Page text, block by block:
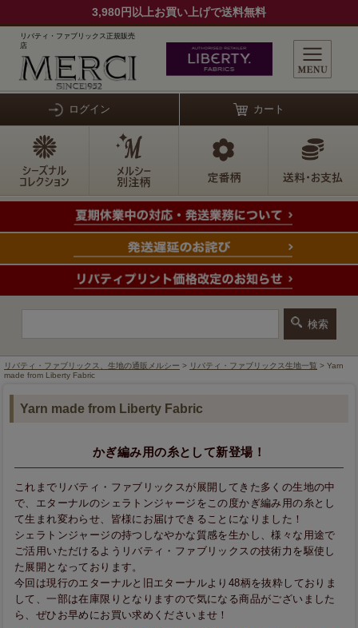
3,980円以上お買い上げで送料無料
リバティ・ファブリックス正規販売
店
ログイン カート
リバティ・ファブリックス、生地の通販メルシー > リバティ・ファブリックス生地一覧 > Yarn
made from Liberty Fabric
Yarn made from Liberty Fabric
かぎ編み用の糸として新登場！
これまでリバティ・ファブリックスが展開してきた多くの生地の中
で、エターナルのシェラトンジャージをこの度かぎ編み用の糸とし
て生まれ変わらせ、皆様にお届けできることになりました！
シェラトンジャージの持つしなやかな質感を生かし、様々な用途で
ご活用いただけるようリバティ・ファブリックスの技術力を駆使し
た展開となっております。
今回は現行のエターナルと旧エターナルより48柄を抜粋しておりま
して、一部は在庫限りとなりますので気になる商品がございました
ら、ぜひお早めにお買い求めくださいませ！